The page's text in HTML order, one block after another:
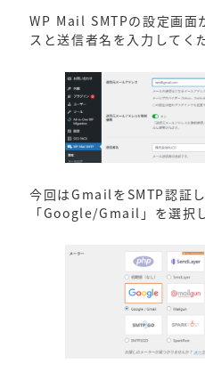
WP Mail SMTPの設定画面
スと送信者名を入力してく
今回はGmailをSMTP認証
「Google/Gmail」を選択